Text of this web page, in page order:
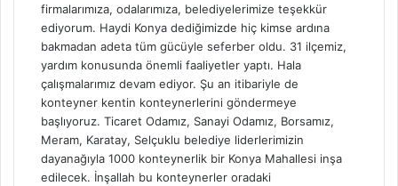
firmalarımıza, odalarımıza, belediyelerimize teşekkür
ediyorum. Haydi Konya dediğimizde hiç kimse ardına
bakmadan adeta tüm gücüyle seferber oldu. 31 ilçemiz,
yardım konusunda önemli faaliyetler yaptı. Hala
çalışmalarımız devam ediyor. Şu an itibariyle de
konteyner kentin konteynerlerini göndermeye
başlıyoruz. Ticaret Odamız, Sanayi Odamız, Borsamız,
Meram, Karatay, Selçuklu belediye liderlerimizin
dayanağıyla 1000 konteynerlik bir Konya Mahallesi inşa
edilecek. İnşallah bu konteynerler oradaki